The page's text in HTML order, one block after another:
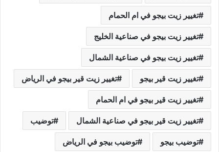
تغيير زيت بيجو في ام الحمام
تغيير زيت بيجو في صناعية الخليج
تغيير زيت بيجو في صناعية الشمال
تغيير زيت قير بيجو تغيير زيت قير بيجو في الرياض
تغيير زيت قير بيجو في ام الحمام
تغيير زيت قير بيجو في صناعية الشمال توضيب
توضيب بيجو توضيب بيجو في الرياض